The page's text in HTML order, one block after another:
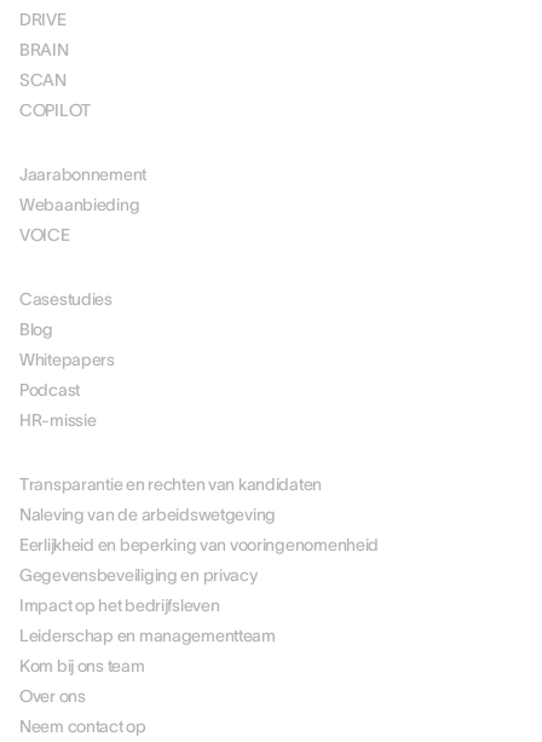
DRIVE
BRAIN
SCAN
COPILOT
Jaarabonnement
Webaanbieding
VOICE
Casestudies
Blog
Whitepapers
Podcast
HR-missie
Transparantie en rechten van kandidaten
Naleving van de arbeidswetgeving
Eerlijkheid en beperking van vooringenomenheid
Gegevensbeveiliging en privacy
Impact op het bedrijfsleven
Leiderschap en managementteam
Kom bij ons team
Over ons
Neem contact op